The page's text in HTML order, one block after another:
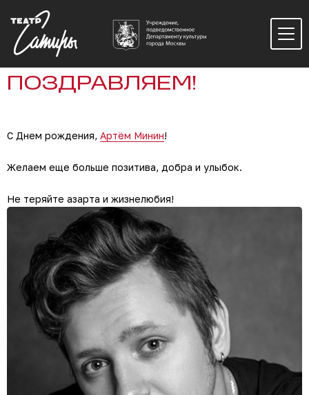
ПОЗДРАВЛЯЕМ!
С Днем рождения, Артём Минин!
Желаем еще больше позитива, добра и улыбок.
Не теряйте азарта и жизнелюбия!